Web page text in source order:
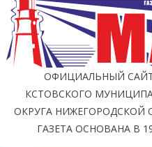
ул. Рождественской:
ОФИЦИАЛЬНЫЙ
КСТОВСКОГО
ОКРУГА НИЖЕГОРОДСКОЙ
ГАЗЕТА ОСНОВАНА В